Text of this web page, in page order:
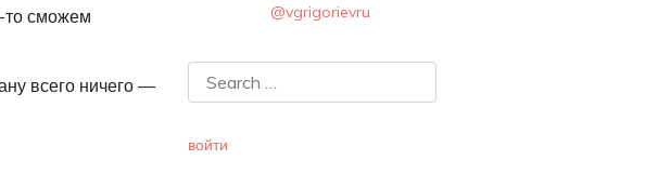
то сможем
всего ничего —
@vgrigorievru
войти